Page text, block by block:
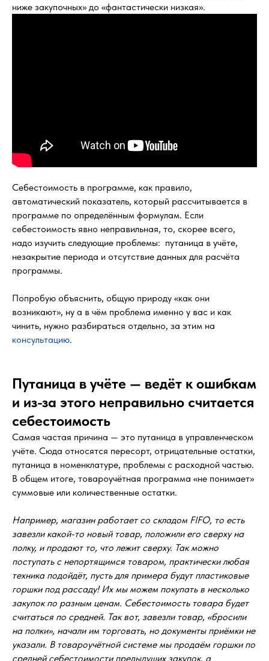
ниже закупочных» до «фантастически низкая».
Себестоимость в программе, как правило,
автоматический показатель, который рассчитывается в
программе по определённым формулам. Если
себестоимость явно неправильная, то, скорее всего,
надо изучить следующие проблемы: путаница в учёте,
незакрытие периода и отсутствие данных для расчёта
программы.
Попробую объяснить, общую природу «как они
возникают», ну а в чём проблема именно у вас и как
чинить, нужно разбираться отдельно, за этим на
консультацию.
Путаница в учёте — ведёт к ошибкам
и из-за этого неправильно считается
себестоимость
Самая частая причина — это путаница в управленческом
учёте. Сюда относятся пересорт, отрицательные остатки,
путаница в номенклатуре, проблемы с расходной частью.
В общем итоге, товароучётная программа «не понимает»
суммовые или количественные остатки.
Например, магазин работает со складом FIFO, то есть
завезли какой-то новый товар, положили его сверху на
полку, и продают то, что лежит сверху. Так можно
поступать с непортящимся товаром, практически любая
техника подойдёт, пусть для примера будут пластиковые
горшки под рассаду! Их мы можем покупать в несколько
закупок по разным ценам. Себестоимость товара будет
считаться по средней. Так вот, завезли товар, «бросили
на полки», начали им торговать, но документы приёмки не
указали. В товароучётной системе мы продаём горшки по
средней себестоимости предыдущих закупок, а